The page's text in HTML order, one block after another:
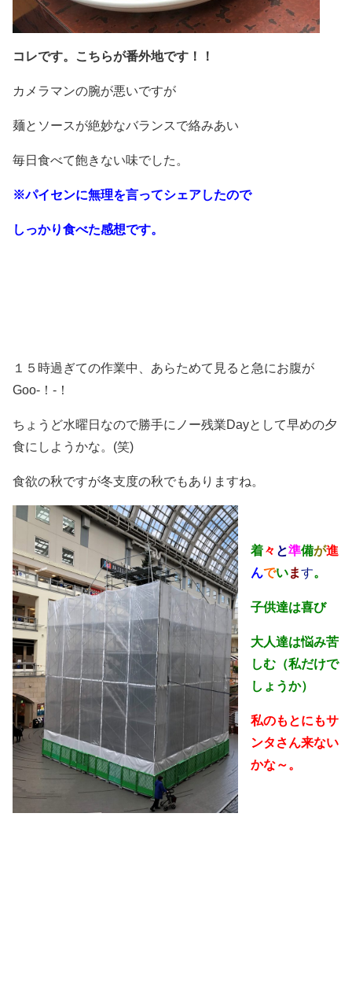
コレです。こちらが番外地です！！
カメラマンの腕が悪いですが
麺とソースが絶妙なバランスで絡みあい
毎日食べて飽きない味でした。
※パイセンに無理を言ってシェアしたので
しっかり食べた感想です。
１５時過ぎての作業中、あらためて見ると急にお腹が
Goo-！‐！
ちょうど水曜日なので勝手にノー残業Dayとして早めの夕
食にしようかな。(笑)
食欲の秋ですが冬支度の秋でもありますね。
着々 と準備が進
んでいます。
子供達は喜び
大人達は悩み苦
しむ（私だけで
しょうか）
私のもとにもサ
ンタさん来ない
かな～。